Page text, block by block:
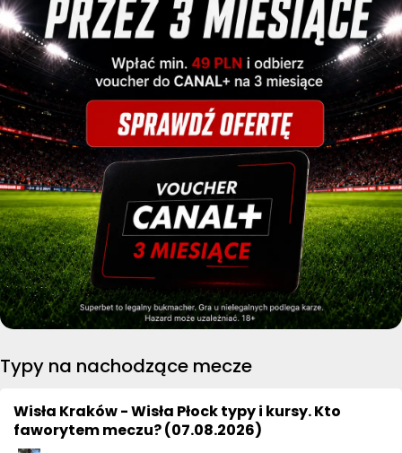
Typy na nachodzące mecze
Wisła Kraków - Wisła Płock typy i kursy. Kto
faworytem meczu? (07.08.2026)